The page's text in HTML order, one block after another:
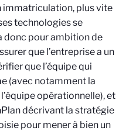
immatriculation, plus vite
technologies se
donc pour ambition de
que l’entreprise a un
que l’équipe qui
(avec notamment la
opérationnelle), et
Plan décrivant la stratégie
pour mener à bien un